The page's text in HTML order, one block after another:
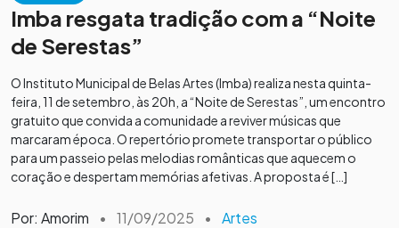
Imba resgata tradição com a “Noite
de Serestas”
O Instituto Municipal de Belas Artes (Imba) realiza nesta quinta-
feira, 11 de setembro, às 20h, a “Noite de Serestas”, um encontro
gratuito que convida a comunidade a reviver músicas que
marcaram época. O repertório promete transportar o público
para um passeio pelas melodias românticas que aquecem o
coração e despertam memórias afetivas. A proposta é […]
Por: Amorim • 11/09/2025 • Artes